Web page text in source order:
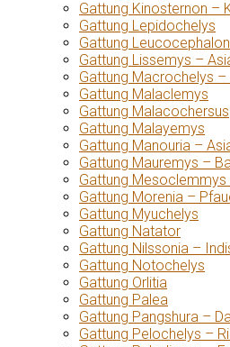
Gattung Kinosternon –
Gattung Lepidochelys
Gattung Leucocephalon
Gattung Lissemys –
Gattung Macrochelys
Gattung Malaclemys
Gattung Malacochersus
Gattung Malayemys
Gattung Manouria –
Gattung Mauremys –
Gattung
Gattung Morenia –
Gattung Myuchelys
Gattung Natator
Gattung Nilssonia –
Gattung Notochelys
Gattung Orlitia
Gattung Palea
Gattung Pangshura –
Gattung Pelochelys –